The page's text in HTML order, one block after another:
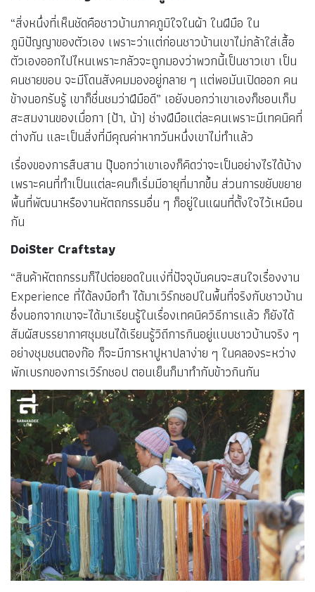
“สิ่งหนึ่งที่เห็นชัดคือชาวบ้านภาคภูมิใจในผ้า ในฝีมือ ใน
ภูมิปัญญาของตัวเอง เพราะว่าแต่ก่อนชาวบ้านเขาไม่กล้าใส่เสื้อ
ตัวเองออกไปไหนเพราะกลัวจะถูกมองว่าพวกนี้เป็นชาวเขา เป็น
คนชายขอบ จะมีโดนสังคมมองอยู่กลาย ๆ แต่พอมันเปิดออก คน
ข้างนอกรับรู้ เขาก็ชื่นชมว่าฝีมือดี” เอยังบอกว่าเขาเองก็ชอบเก็บ
สะสมงานของเมื่อกา (ป้า, น้า) ช่างฝีมือแต่ละคนเพราะมีเทคนิคที่
ต่างกัน และเป็นสิ่งที่มีคุณค่าหากวันหนึ่งเขาไม่ทำแล้ว
เรื่องของการสืบสาน ปุ๊บอกว่าเขาเองก็คิดว่าจะเป็นอย่างไรได้บ้าง
เพราะคนที่ทำเป็นแต่ละคนก็เริ่มมีอายุที่มากขึ้น ส่วนการขยับขยาย
พื้นที่พัฒนาหรืองานหัตถกรรมอื่น ๆ ก็อยู่ในแผนที่ตั้งใจไว้เหมือน
กัน
DoiSter Craftstay
“สินค้าหัตถกรรมก็ไปต่อยอดในแง่ที่ปัจจุบันคนจะสนใจเรื่องงาน
Experience ที่ได้ลงมือทำ ได้มาเวิร์กชอปในพื้นที่จริงกับชาวบ้าน
ซึ่งนอกจากเขาจะได้มาเรียนรู้ในเรื่องเทคนิควิธีการแล้ว ก็ยังได้
สัมผัสบรรยากาศชุมชนได้เรียนรู้วิถีการกินอยู่แบบชาวบ้านจริง ๆ
อย่างชุมชนตองก๊อ ก็จะมีการหาปูหาปลาง่าย ๆ ในคลองระหว่าง
พักเบรกของการเวิร์กชอป ตอนเย็นก็มาทำกับข้าวกินกัน